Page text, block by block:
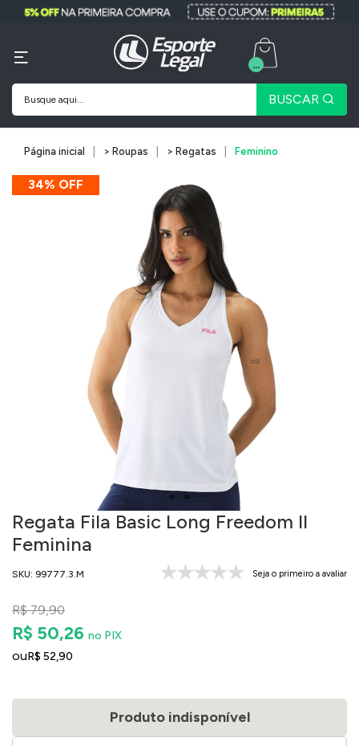
BUSCAR
...
Página inicial > Roupas > Regatas Feminino
34% OFF
Regata Fila Basic Long Freedom II
Feminina
SKU: 99777.3.M Seja o primeiro a avaliar
R$ 79,90
R$ 50,26 no PIX
ouR$ 52,90
Produto indisponível